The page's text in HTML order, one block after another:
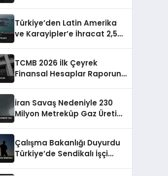
Anlaşması Yapıldı
Türkiye’den Latin Amerika
ve Karayipler’e İhracat 2,5
TCMB 2026 İlk Çeyrek
Finansal Hesaplar Raporunu
İran Savaş Nedeniyle 230
Milyon Metreküp Gaz Üretim
Çalışma Bakanlığı Duyurdu
Türkiye’de Sendikalı İşçi